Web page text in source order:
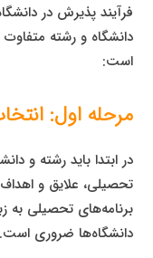
فرآیند پذیرش در
دانشگاه و رشته
است:
مرحله اول:
در ابتدا باید رشته و
تحصیلی، علایق و
برنامه‌های تحصیلی به
دانشگاه‌ها ضروری است.